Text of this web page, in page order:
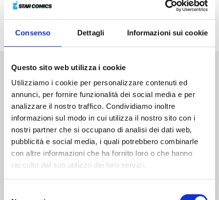
Consenso Dettagli Informazioni sui cookie
Questo sito web utilizza i cookie
Utilizziamo i cookie per personalizzare contenuti ed
annunci, per fornire funzionalità dei social media e per
analizzare il nostro traffico. Condividiamo inoltre
informazioni sul modo in cui utilizza il nostro sito con i
nostri partner che si occupano di analisi dei dati web,
pubblicità e social media, i quali potrebbero combinarle
con altre informazioni che ha fornito loro o che hanno
raccolto dal suo utilizzo dei loro servizi.
non poter tornare a essere un maschio, Matsuri è
determinato ad affrontarla! Cos’avrà in serbo il destino
Altri volumi della serie